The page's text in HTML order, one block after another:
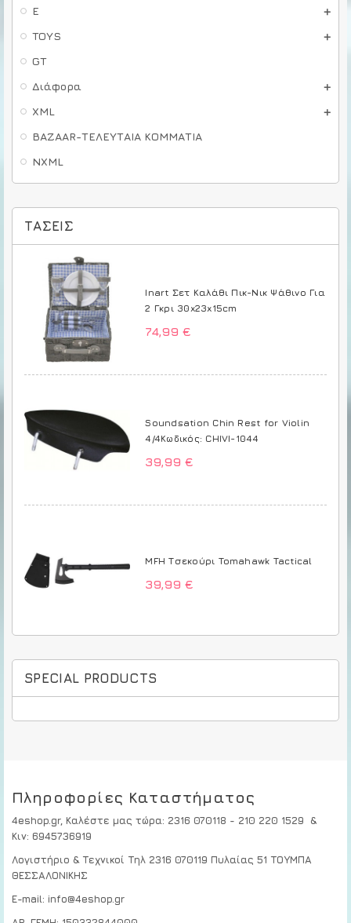
E
TOYS
GT
Διάφορα
XML
BAZAAR-ΤΕΛΕΥΤΑΙΑ ΚΟΜΜΑΤΙΑ
NXML
ΤΆΣΕΙΣ
Inart Σετ Καλάθι Πικ-Νικ Ψάθινο Για
2 Γκρι 30x23x15cm
74,99 €
Soundsation Chin Rest for Violin
4/4Κωδικός: CHIVI-1044
39,99 €
MFH Τσεκούρι Tomahawk Tactical
39,99 €
SPECIAL PRODUCTS
Πληροφορίες Καταστήματος
4eshop.gr, Καλέστε μας τώρα: 2316 070118 - 210 220 1529
&
Κιν: 6945736919
Λογιστήριο & Τεχνικοί Τηλ 2316 070119 Πυλαίας 51 ΤΟΥΜΠΑ
ΘΕΣΣΑΛΟΝΙΚΗΣ
E-mail: info@4eshop.gr